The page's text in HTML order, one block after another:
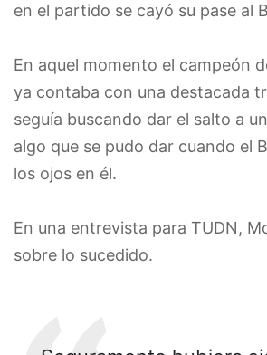
en el partido se cayó su pase al
En aquel momento el campeón
ya contaba con una destacada
seguía buscando dar el salto a
algo que se pudo dar cuando el
los ojos en él.
En una entrevista para TUDN,
sobre lo sucedido.